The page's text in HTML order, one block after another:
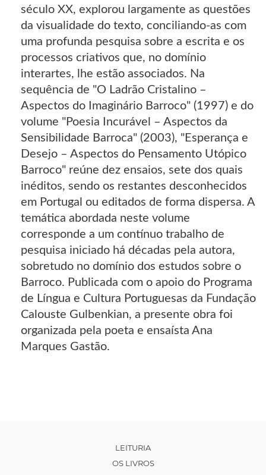
século XX, explorou largamente as questões
da visualidade do texto, conciliando-as com
uma profunda pesquisa sobre a escrita e os
processos criativos que, no domínio
interartes, lhe estão associados. Na
sequência de "O Ladrão Cristalino –
Aspectos do Imaginário Barroco" (1997) e do
volume "Poesia Incurável – Aspectos da
Sensibilidade Barroca" (2003), "Esperança e
Desejo – Aspectos do Pensamento Utópico
Barroco" reúne dez ensaios, sete dos quais
inéditos, sendo os restantes desconhecidos
em Portugal ou editados de forma dispersa. A
temática abordada neste volume
corresponde a um contínuo trabalho de
pesquisa iniciado há décadas pela autora,
sobretudo no domínio dos estudos sobre o
Barroco. Publicada com o apoio do Programa
de Língua e Cultura Portuguesas da Fundação
Calouste Gulbenkian, a presente obra foi
organizada pela poeta e ensaísta Ana
Marques Gastão.
LEITURIA
OS LIVROS